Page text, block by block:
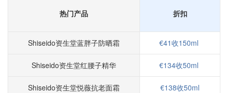
热门产品 折扣
Shiseido资生堂蓝胖子防晒霜 €41收150ml
Shiseido资生堂红腰子精华 €134收50ml
Shiseido资生堂悦薇抗老面霜 €138收50ml